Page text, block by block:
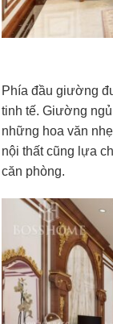
Phía đầu giường
tinh tế. Giường
những hoa văn
nội thất cũng lựa
căn phòng.